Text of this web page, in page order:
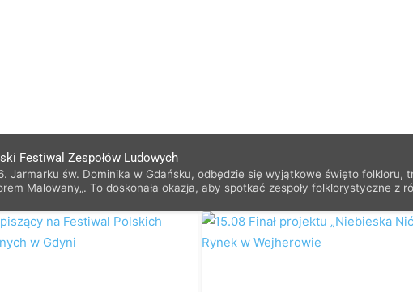
Festiwal Zespołów Ludowych
Jarmarku św. Dominika w Gdańsku, odbędzie się wyjątkowe święto folkloru,
Malowany„. To doskonała okazja, aby spotkać zespoły folklorystyczne